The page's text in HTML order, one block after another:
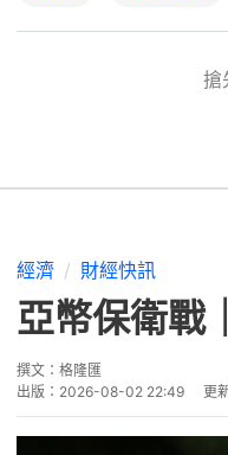
搶
經濟 財經快訊
亞幣保衛戰
撰文： 格隆匯
出版： 2026-08-02 22:49 更